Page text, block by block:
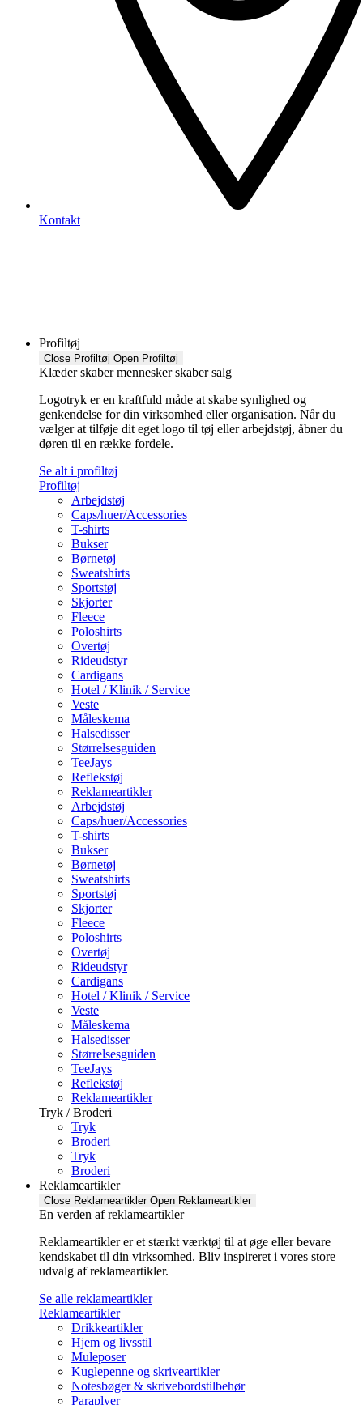
Kontakt
Profiltøj
Close Profiltøj Open Profiltøj
Klæder skaber mennesker skaber salg
Logotryk er en kraftfuld måde at skabe synlighed og
genkendelse for din virksomhed eller organisation. Når du
vælger at tilføje dit eget logo til tøj eller arbejdstøj, åbner du
døren til en række fordele.
Se alt i profiltøj
Profiltøj
Arbejdstøj
Caps/huer/Accessories
T-shirts
Bukser
Børnetøj
Sweatshirts
Sportstøj
Skjorter
Fleece
Poloshirts
Overtøj
Rideudstyr
Cardigans
Hotel / Klinik / Service
Veste
Måleskema
Halsedisser
Størrelsesguiden
TeeJays
Reflekstøj
Reklameartikler
Arbejdstøj
Caps/huer/Accessories
T-shirts
Bukser
Børnetøj
Sweatshirts
Sportstøj
Skjorter
Fleece
Poloshirts
Overtøj
Rideudstyr
Cardigans
Hotel / Klinik / Service
Veste
Måleskema
Halsedisser
Størrelsesguiden
TeeJays
Reflekstøj
Reklameartikler
Tryk / Broderi
Tryk
Broderi
Tryk
Broderi
Reklameartikler
Close Reklameartikler Open Reklameartikler
En verden af reklameartikler ​
Reklameartikler er et stærkt værktøj til at øge eller bevare
kendskabet til din virksomhed. Bliv inspireret i vores store
udvalg af reklameartikler.
Se alle reklameartikler
Reklameartikler
Drikkeartikler
Hjem og livsstil
Muleposer
Kuglepenne og skriveartikler
Notesbøger & skrivebordstilbehør
Paraplyer